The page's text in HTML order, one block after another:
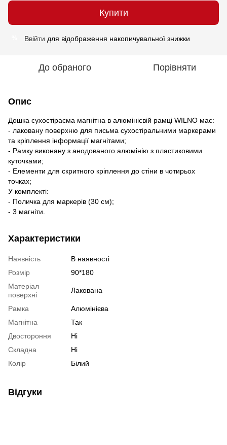
Купити
Ввійти для відображення накопичувальної знижки
До обраного Порівняти
Опис
Дошка сухостіраєма магнітна в алюмінієвій рамці WILNO має:
- лаковану поверхню для письма сухостіральними маркерами
та кріплення інформації магнітами;
- Рамку виконану з анодованого алюмінію з пластиковими
куточками;
- Елементи для скритного кріплення до стіни в чотирьох
точках;
У комплекті:
- Поличка для маркерів (30 см);
- 3 магніти.
Характеристики
Наявність
В наявності
Розмір
90*180
Матеріал
поверхні
Лакована
Рамка
Алюмінієва
Магнітна
Так
Двостороння
Ні
Складна
Ні
Колір
Білий
Відгуки